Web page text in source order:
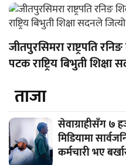
जीतपुरसिमरा राष्ट्रपति
पटक राष्ट्रिय बिभुती शिक्षा
ताजा
सेवाग्राहीसँग ७
मिडियामा
कर्मचारी भए